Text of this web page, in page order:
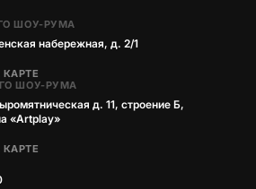
ШОУ-РУМА
набережная, д. 2/1
ШОУ-РУМА
д. 11, строение Б,
«Artplay»